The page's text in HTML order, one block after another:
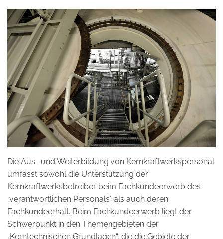
ENERGY KNOWLEDGE
FOR YOU
Die Aus- und Weiterbildung von Kernkraftwerkspersonal
umfasst sowohl die Unterstützung der
Kernkraftwerksbetreiber beim Fachkundeerwerb des
„verantwortlichen Personals“ als auch deren
Fachkundeerhalt. Beim Fachkundeerwerb liegt der
Schwerpunkt in den Themengebieten der
„Kerntechnischen Grundlagen“, die die Gebiete der